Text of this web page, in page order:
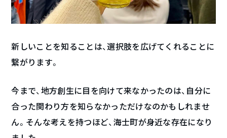
新しいことを知ることは、選択肢を広げてくれることに
繋がります。
今まで、地方創生に目を向けて来なかったのは、自分に
合った関わり方を知らなかっただけなのかもしれませ
ん。そんな考えを持つほど、海士町が身近な存在になり